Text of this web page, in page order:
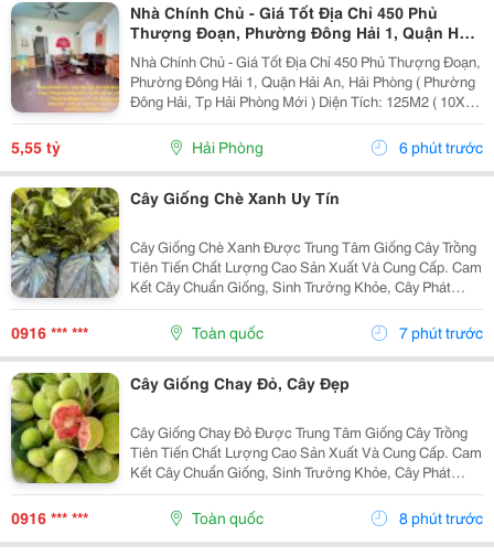
Nhà Chính Chủ - Giá Tốt Địa Chỉ 450 Phủ
Thượng Đoạn, Phường Đông Hải 1, Quận Hải
An, Hải Phòng
Nhà Chính Chủ - Giá Tốt Địa Chỉ 450 Phủ Thượng Đoạn,
Phường Đông Hải 1, Quận Hải An, Hải Phòng ( Phường
Đông Hải, Tp Hải Phòng Mới ) Diện Tích: 125M2 ( 10X12
) Giá Bán: 5 Tỷ 550 Triệu ( Thương Lượng ) Liên Hệ
Sđt/Zalo: 0972097385 Chính Chủ **...
5,55 tỷ Hải Phòng 6 phút trước
Cây Giống Chè Xanh Uy Tín
Cây Giống Chè Xanh Được Trung Tâm Giống Cây Trồng
Tiên Tiến Chất Lượng Cao Sản Xuất Và Cung Cấp. Cam
Kết Cây Chuẩn Giống, Sinh Trưởng Khỏe, Cây Phát
Triển Tốt, Chất Lượng Cao. Sđt/ Zalo: 0916.430.455
Đặc Điểm Cây Giống Chè Xanh Chè Xanh Là Giống
0916 *** *** Toàn quốc 7 phút trước
Cây Giống Chay Đỏ, Cây Đẹp
Cây Giống Chay Đỏ Được Trung Tâm Giống Cây Trồng
Tiên Tiến Chất Lượng Cao Sản Xuất Và Cung Cấp. Cam
Kết Cây Chuẩn Giống, Sinh Trưởng Khỏe, Cây Phát
Triển Tốt, Chất Lượng Cao. Sđt/ Zalo: 0916.430.455
Đặc Điểm Cây Giống Chay Đỏ Chay Đỏ Là Giống Cây
0916 *** *** Toàn quốc 8 phút trước